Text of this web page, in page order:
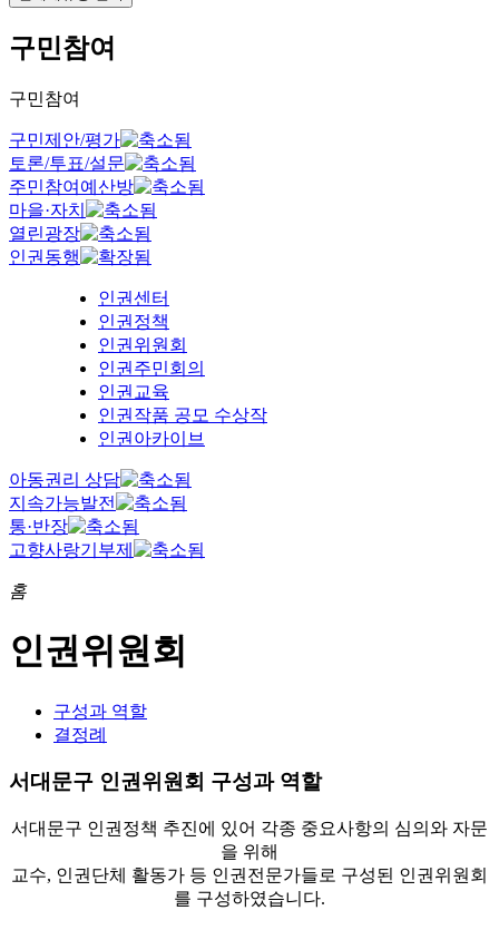
구민참여
구민참여
구민제안/평가
토론/투표/설문
주민참여예산방
마을·자치
열린광장
인권동행
인권센터
인권정책
인권위원회
인권주민회의
인권교육
인권작품 공모 수상작
인권아카이브
아동권리 상담
지속가능발전
통·반장
고향사랑기부제
홈
인권위원회
구성과 역할
결정례
서대문구 인권위원회 구성과 역할
서대문구 인권정책 추진에 있어 각종 중요사항의 심의와 자문
을 위해
교수, 인권단체 활동가 등 인권전문가들로 구성된 인권위원회
를 구성하였습니다.